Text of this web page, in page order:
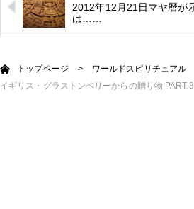
2012年12月21日マヤ暦が
は……
トップページ > ワールドスピリチュアル
イギリス・グラストンベリーからの贈り物